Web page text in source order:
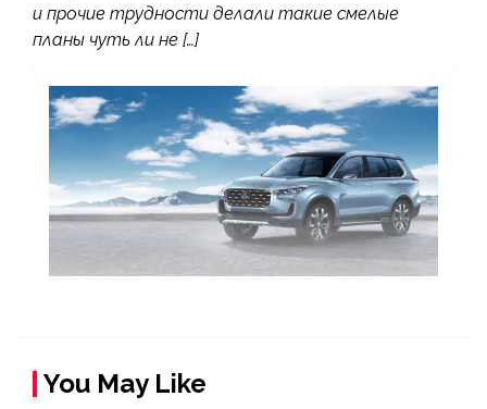
и прочие трудности делали такие смелые
планы чуть ли не […]
You May Like